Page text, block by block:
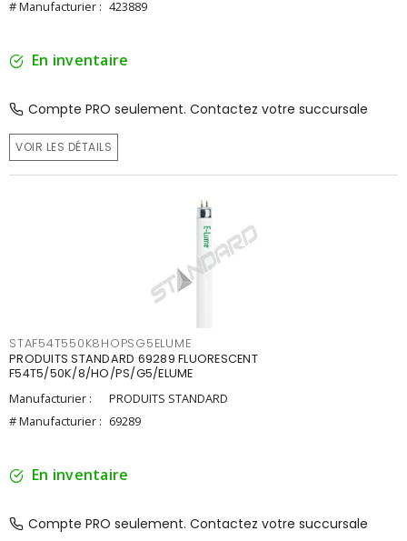
# Manufacturier : 423889
En inventaire
Compte PRO seulement. Contactez votre succursale
VOIR LES DÉTAILS
STAF54T550K8HOPSG5ELUME
PRODUITS STANDARD 69289 FLUORESCENT
F54T5/50K/8/HO/PS/G5/ELUME
Manufacturier :
PRODUITS STANDARD
# Manufacturier : 69289
En inventaire
Compte PRO seulement. Contactez votre succursale